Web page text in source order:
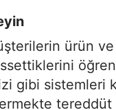
ürün ve
gibi sistemleri